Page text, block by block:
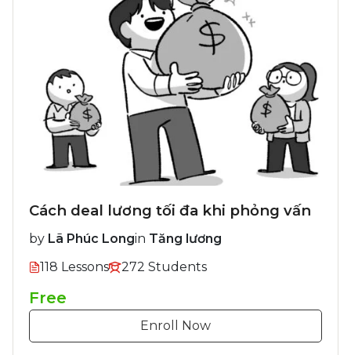
Cách deal lương tối đa khi phỏng vấn
by Lã Phúc Longin Tăng lương
118 Lessons
272 Students
Free
Enroll Now